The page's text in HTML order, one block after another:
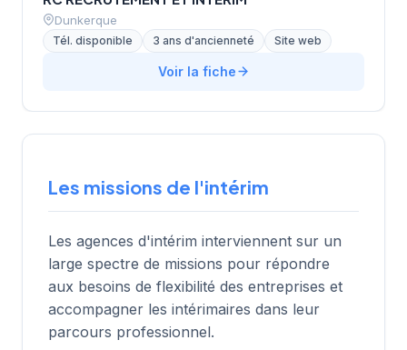
Dunkerque
Tél. disponible 3 ans d'ancienneté Site web
Voir la fiche
Les missions de l'intérim
Les agences d'intérim interviennent sur un
large spectre de missions pour répondre
aux besoins de flexibilité des entreprises et
accompagner les intérimaires dans leur
parcours professionnel.